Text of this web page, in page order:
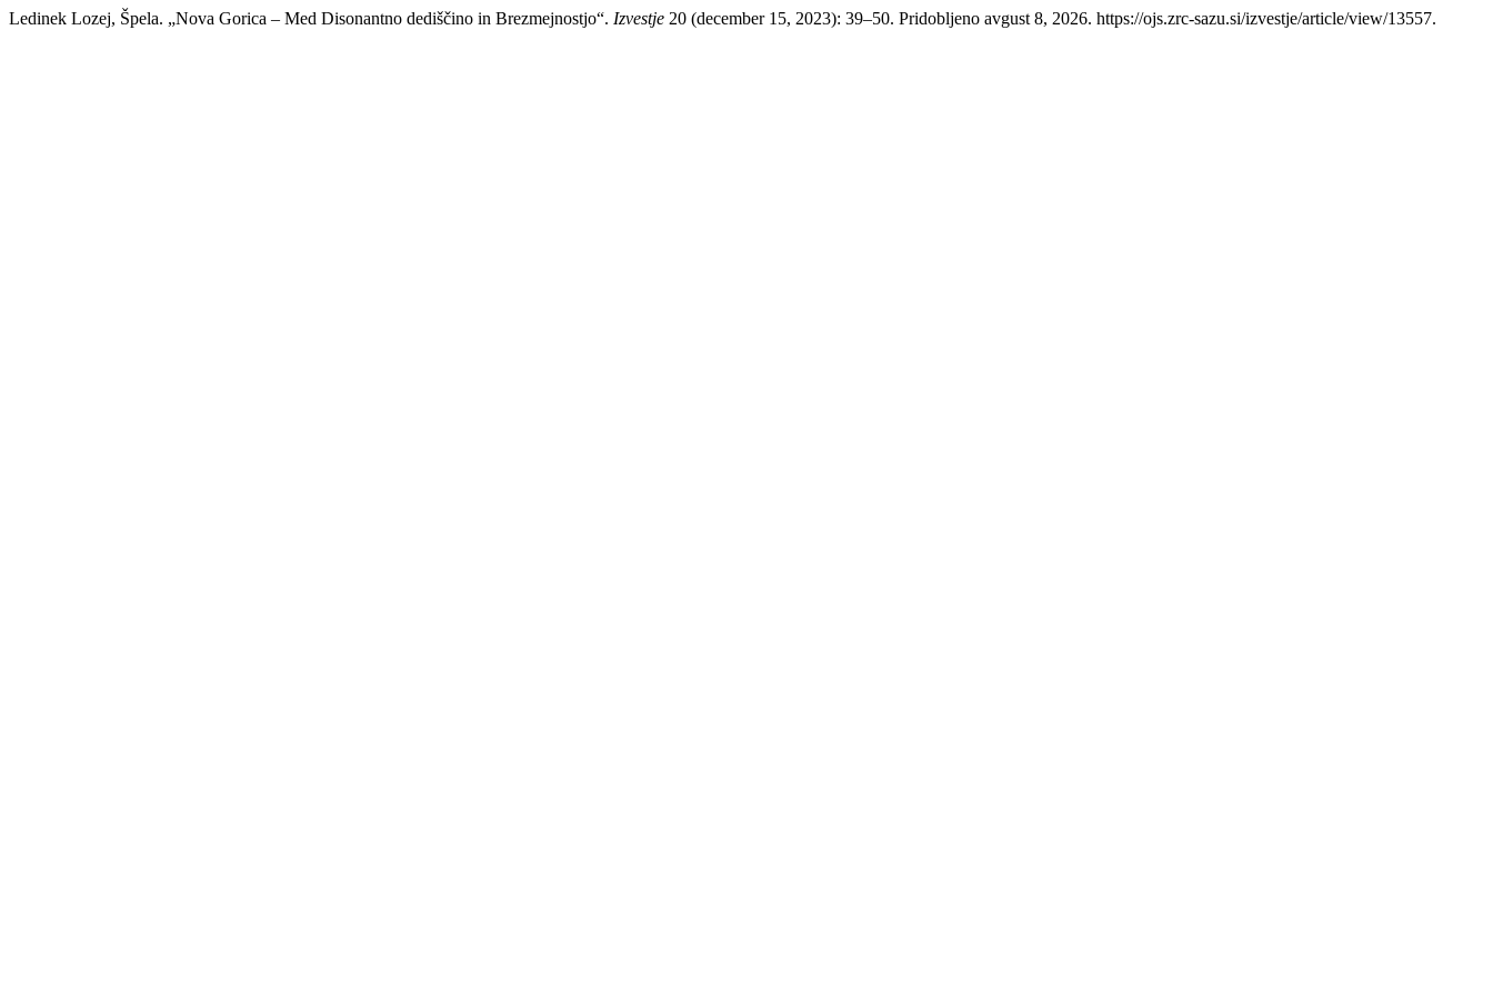
Ledinek Lozej, Špela. „Nova Gorica – Med Disonantno dediščino in Brezmejnostjo“. Izvestje 20 (december 15, 2023): 39–50. Pridobljeno avgust 8, 2026. https://ojs.zrc-sazu.si/izvestje/article/view/13557.